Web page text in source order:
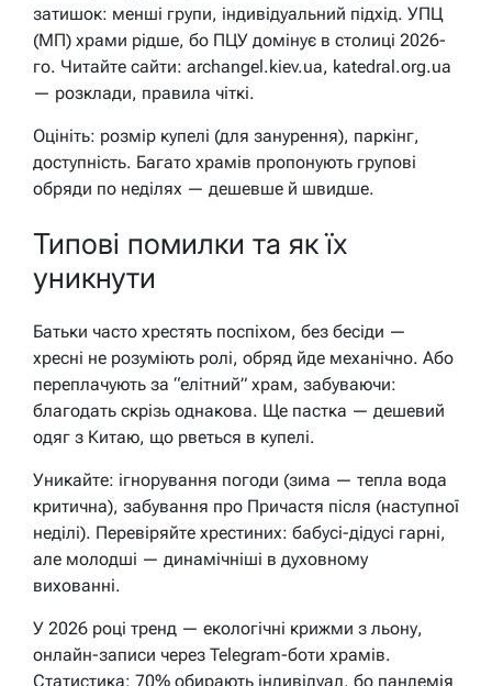
затишок: менші групи, індивідуальний підхід. УПЦ
(МП) храми рідше, бо ПЦУ домінує в столиці 2026-
го. Читайте сайти: archangel.kiev.ua, katedral.org.ua
— розклади, правила чіткі.
Оцініть: розмір купелі (для занурення), паркінг,
доступність. Багато храмів пропонують групові
обряди по неділях — дешевше й швидше.
Типові помилки та як їх
уникнути
Батьки часто хрестять поспіхом, без бесіди —
хресні не розуміють ролі, обряд йде механічно. Або
переплачують за “елітний” храм, забуваючи:
благодать скрізь однакова. Ще пастка — дешевий
одяг з Китаю, що рветься в купелі.
Уникайте: ігнорування погоди (зима — тепла вода
критична), забування про Причастя після (наступної
неділі). Перевіряйте хрестиних: бабусі-дідусі гарні,
але молодші — динамічніші в духовному
вихованні.
У 2026 році тренд — екологічні крижми з льону,
онлайн-записи через Telegram-боти храмів.
Статистика: 70% обирають індивідуал, бо пандемія